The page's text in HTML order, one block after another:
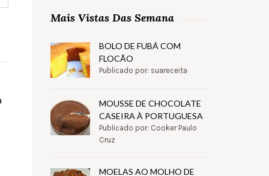
Mais Vistas Das Semana
BOLO DE FUBÁ COM
FLOCÃO
Publicado por: suareceita
MOUSSE DE CHOCOLATE
CASEIRA À PORTUGUESA
Publicado por: Cooker Paulo
Cruz
MOELAS AO MOLHO DE